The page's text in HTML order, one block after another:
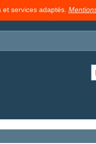
services adaptés.